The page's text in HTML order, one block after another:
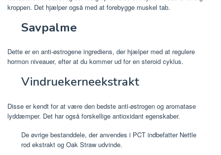
kroppen. Det hjælper også med at forebygge muskel tab.
Savpalme
Dette er en anti-østrogene ingrediens, der hjælper med at regulere
hormon niveauer, efter at du kommer ud for en steroid cyklus.
Vindruekerneekstrakt
Disse er kendt for at være den bedste anti-østrogen og aromatase
lyddæmper. Det har også forskellige antioxidant egenskaber.
De øvrige bestanddele, der anvendes i PCT indbefatter Nettle
rod ekstrakt og Oak Straw udvinde.